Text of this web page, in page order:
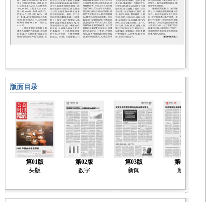
版面目录
第01版
头版
第02版
数字
第03版
新闻
第04版
新闻